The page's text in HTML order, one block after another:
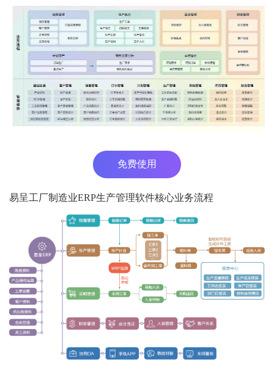
免费使用
易呈工厂制造业ERP生产管理软件核心业务流程